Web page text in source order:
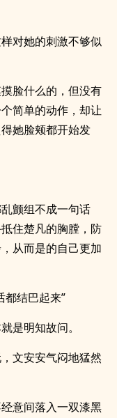
对她的刺激不够似
脸什么的，但没有
简单的动作，却让
她脸颊都开始发
颤组不成一句话
住楚凡的胸膛，防
从而是的自己更加
都结巴起来”
是明知故问。
文安安气闷地猛然
意间落入一双漆黑